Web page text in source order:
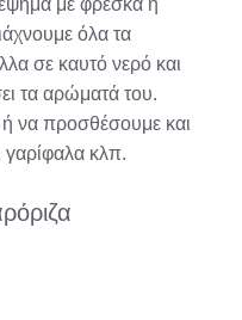
με φρέσκα ή
όλα τα
σε καυτό νερό και
τα αρώματά του.
να προσθέσουμε και
κλπ.